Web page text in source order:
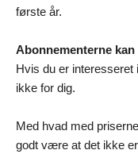
første år.
Abonnementerne
Hvis du er interesseret
ikke for dig.
Med hvad med
godt være at det ikke